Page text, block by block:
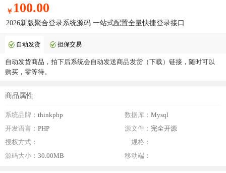
￥ 100.00
2026新版聚合登录系统源码 一站式配置全量快捷登录接口
自动发货 担保交易
自动发货商品，拍下后系统会自动发送商品发货（下载）链接，随时可以
购买，零等待。
商品属性
系统品牌： thinkphp 数据库： Mysql
开发语言： PHP 源文件： 完全开源
授权方式：
规格：
源码大小： 30.00MB 移动端：